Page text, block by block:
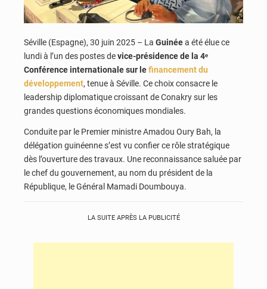
Séville (Espagne), 30 juin 2025 – La Guinéea été élue ce
lundi à l’un des postes device-présidence de la 4ᵉ
Conférence internationale sur lefinancement du
développement, tenue à Séville. Ce choix consacre le
leadership diplomatique croissant de Conakry sur les
grandes questions économiques mondiales.
Conduite par le Premier ministre Amadou Oury Bah, la
délégation guinéenne s’est vu confier ce rôle stratégique
dès l’ouverture des travaux. Une reconnaissance saluée par
le chef du gouvernement, au nom du président de la
République, le Général Mamadi Doumbouya.
LA SUITE APRÈS LA PUBLICITÉ